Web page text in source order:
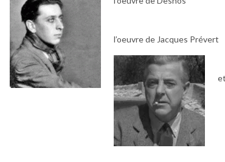
l’oeuvre de Jacques Prévert